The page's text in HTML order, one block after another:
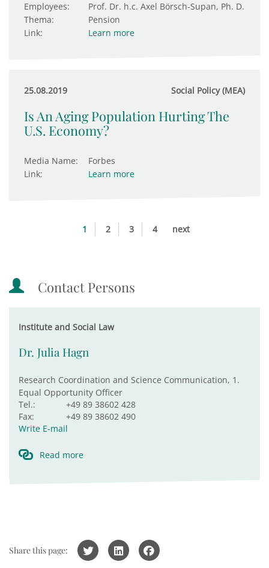
Employees:
Prof. Dr. h.c. Axel Börsch-Supan, Ph. D.
Thema:
Pension
Link:
Learn more
25.08.2019 Social Policy (MEA)
Is An Aging Population Hurting The
U.S. Economy?
Media Name:
Forbes
Link:
Learn more
1 2 3 4 next
Contact Persons
Institute and Social Law
Dr. Julia Hagn
Research Coordination and Science Communication, 1.
Equal Opportunity Officer
Tel.:
+49 89 38602 428
Fax:
+49 89 38602 490
Write E-mail
Read more
Share this page: